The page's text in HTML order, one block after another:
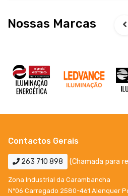
Nossas Marcas
Contactos Gerais
263 710 898 (Chamada para
Zona Industrial da Carambancha
Nº06 Carregado 2580-461 Alenquer